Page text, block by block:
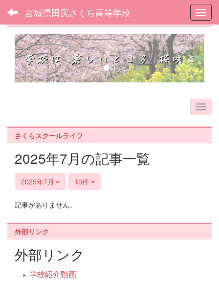
宮城県田尻さくら高等学校
フォトアルバム
p
r
e
v
s
n
e
x
t
さくらスクールライフ
2025年7月の記事一覧
2025年7月 10件
記事がありません。
外部リンク
外部リンク
学校紹介動画